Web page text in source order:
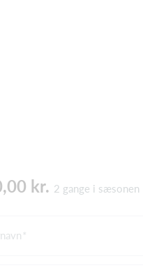
kr. 2 gange i sæsonen